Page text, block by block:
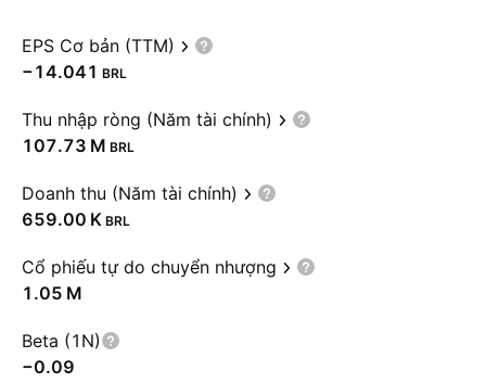
EPS Cơ bản (TTM)
−14.041 BRL
Thu nhập ròng (Năm tài chính)
‪107.73 M‬ BRL
Doanh thu (Năm tài chính)
‪659.00 K‬ BRL
Cổ phiếu tự do chuyển nhượng
‪1.05 M‬
Beta (1N)
−0.09